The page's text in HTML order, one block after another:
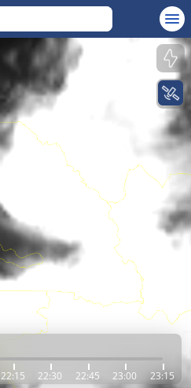
22:15 22:30 22:45 23:00 23:15